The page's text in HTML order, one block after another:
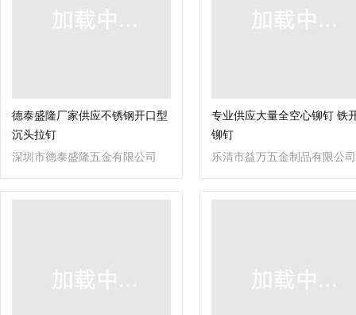
德泰盛隆厂家供应不锈钢开口型
沉头拉钉
深圳市德泰盛隆五金有限公司
专业供应大量全空心铆钉 铁
铆钉
乐清市益万五金制品有限公司